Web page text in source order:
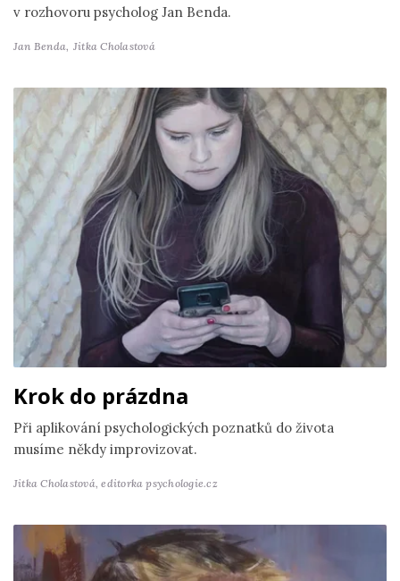
v rozhovoru psycholog Jan Benda.
Jan Benda, Jitka Cholastová
Krok do prázdna
Při aplikování psychologických poznatků do života
musíme někdy improvizovat.
Jitka Cholastová,editorka psychologie.cz